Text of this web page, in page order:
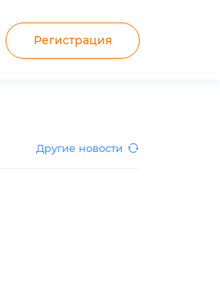
Регистрация
Другие новости